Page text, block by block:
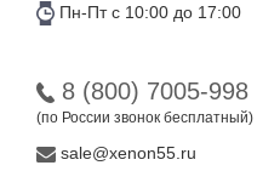
Пн-Пт с 10:00 до 17:00
8 (800) 7005-998
(по России звонок бесплатный)
sale@xenon55.ru